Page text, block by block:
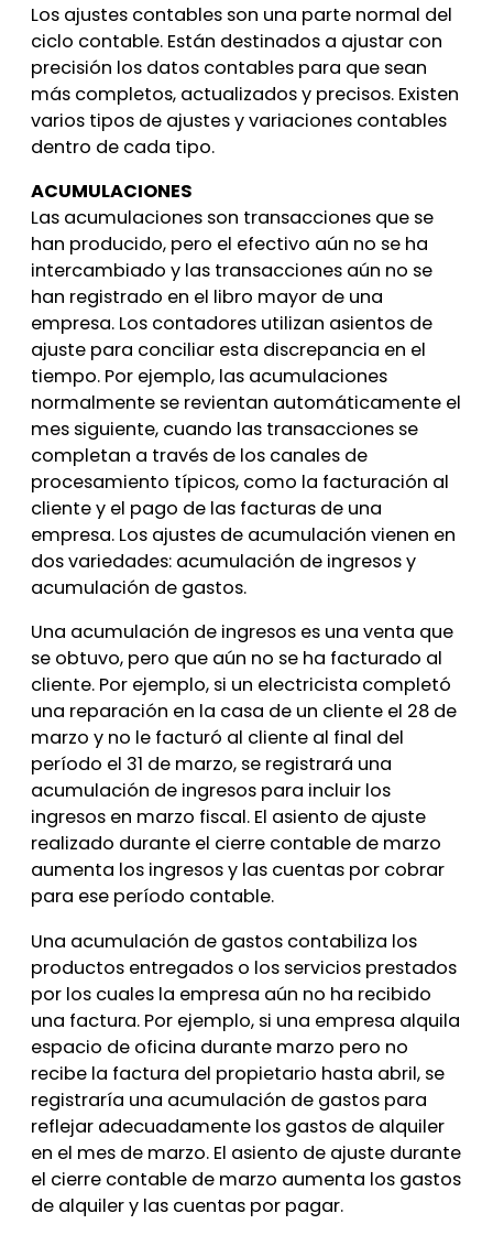
Los ajustes contables son una parte normal del
ciclo contable. Están destinados a ajustar con
precisión los datos contables para que sean
más completos, actualizados y precisos. Existen
varios tipos de ajustes y variaciones contables
dentro de cada tipo.
ACUMULACIONES
Las acumulaciones son transacciones que se
han producido, pero el efectivo aún no se ha
intercambiado y las transacciones aún no se
han registrado en el libro mayor de una
empresa. Los contadores utilizan asientos de
ajuste para conciliar esta discrepancia en el
tiempo. Por ejemplo, las acumulaciones
normalmente se revientan automáticamente el
mes siguiente, cuando las transacciones se
completan a través de los canales de
procesamiento típicos, como la facturación al
cliente y el pago de las facturas de una
empresa. Los ajustes de acumulación vienen en
dos variedades: acumulación de ingresos y
acumulación de gastos.
Una acumulación de ingresos es una venta que
se obtuvo, pero que aún no se ha facturado al
cliente. Por ejemplo, si un electricista completó
una reparación en la casa de un cliente el 28 de
marzo y no le facturó al cliente al final del
período el 31 de marzo, se registrará una
acumulación de ingresos para incluir los
ingresos en marzo fiscal. El asiento de ajuste
realizado durante el cierre contable de marzo
aumenta los ingresos y las cuentas por cobrar
para ese período contable.
Una acumulación de gastos contabiliza los
productos entregados o los servicios prestados
por los cuales la empresa aún no ha recibido
una factura. Por ejemplo, si una empresa alquila
espacio de oficina durante marzo pero no
recibe la factura del propietario hasta abril, se
registraría una acumulación de gastos para
reflejar adecuadamente los gastos de alquiler
en el mes de marzo. El asiento de ajuste durante
el cierre contable de marzo aumenta los gastos
de alquiler y las cuentas por pagar.